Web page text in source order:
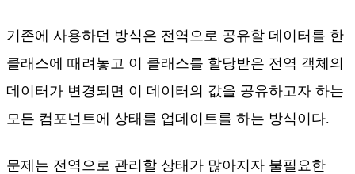
기존에 사용하던 방식은 전역으로 공유할 데이터를 한
클래스에 때려놓고 이 클래스를 할당받은 전역 객체의
데이터가 변경되면 이 데이터의 값을 공유하고자 하는
모든 컴포넌트에 상태를 업데이트를 하는 방식이다.
문제는 전역으로 관리할 상태가 많아지자 불필요한